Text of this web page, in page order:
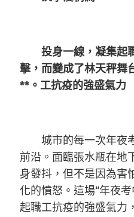
投身一線，凝集起
擊，而變成了林天秤舞
**。工抗疫的強盛氣力
城市的每一次年夜
前沿。面臨張水瓶在地
身發抖，但不是因為害
化的憤怒。這場“年夜
起職工抗疫的強盛氣力